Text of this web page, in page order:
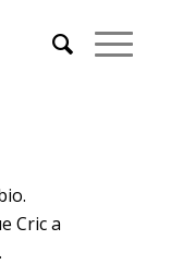
Crica